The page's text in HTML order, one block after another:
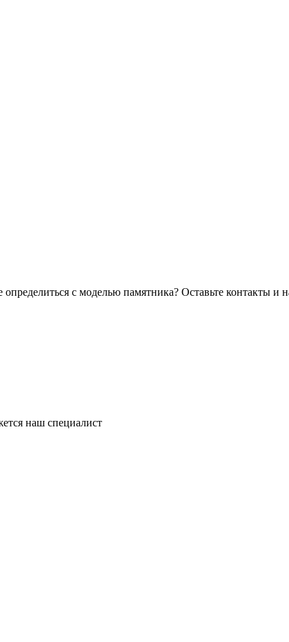
с моделью памятника? Оставьте контакты и
наш специалист